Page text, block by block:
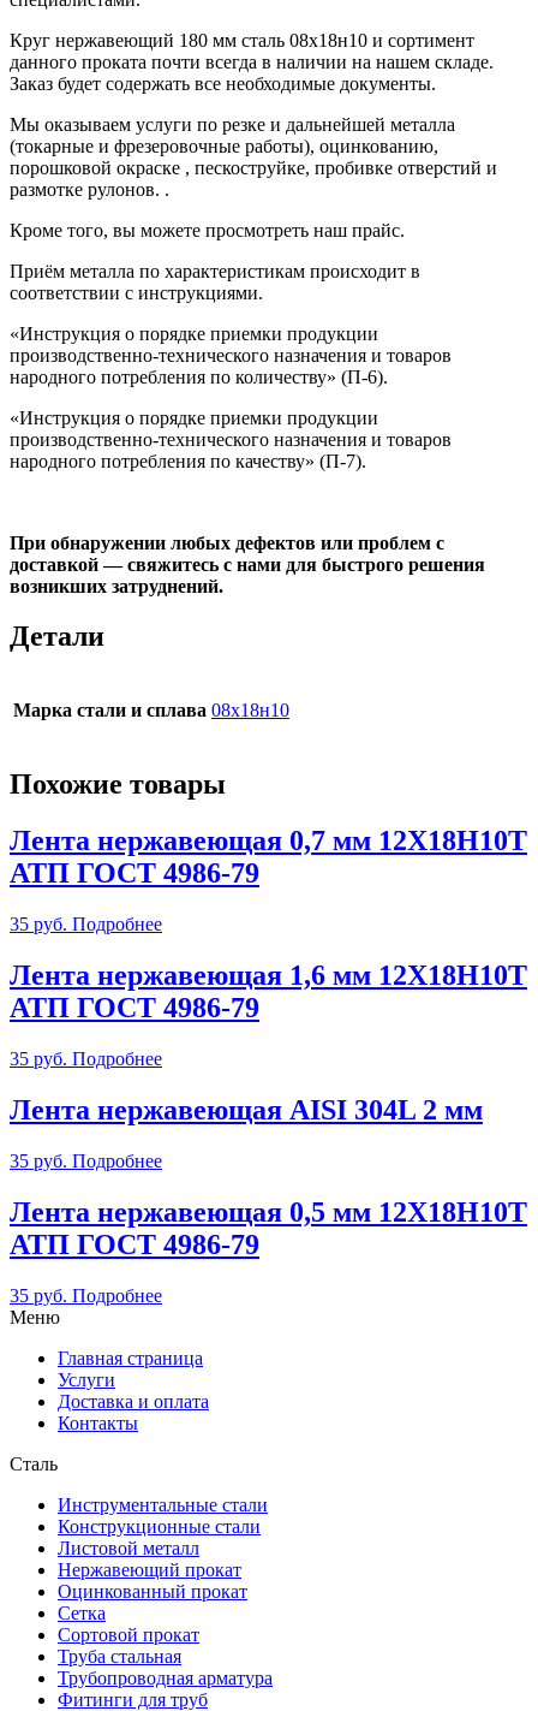
Круг нержавеющий 180 мм сталь 08х18н10 и сортимент
данного проката почти всегда в наличии на нашем складе.
Заказ будет содержать все необходимые документы.
Мы оказываем услуги по резке и дальнейшей металла
(токарные и фрезеровочные работы), оцинкованию,
порошковой окраске , пескоструйке, пробивке отверстий и
размотке рулонов. .
Кроме того, вы можете просмотреть наш прайс.
Приём металла по характеристикам происходит в
соответствии с инструкциями.
«Инструкция о порядке приемки продукции
производственно-технического назначения и товаров
народного потребления по количеству» (П-6).
«Инструкция о порядке приемки продукции
производственно-технического назначения и товаров
народного потребления по качеству» (П-7).
При обнаружении любых дефектов или проблем с
доставкой —свяжитесь с нами для быстрого решения
возникших затруднений.
Детали
Марка стали и сплава 08х18н10
Похожие товары
Лента нержавеющая 0,7 мм 12Х18Н10Т
АТП ГОСТ 4986-79
35 руб. Подробнее
Лента нержавеющая 1,6 мм 12Х18Н10Т
АТП ГОСТ 4986-79
35 руб. Подробнее
Лента нержавеющая AISI 304L 2 мм
35 руб. Подробнее
Лента нержавеющая 0,5 мм 12Х18Н10Т
АТП ГОСТ 4986-79
35 руб. Подробнее
Меню
Главная страница
Услуги
Доставка и оплата
Контакты
Сталь
Инструментальные стали
Конструкционные стали
Листовой металл
Нержавеющий прокат
Оцинкованный прокат
Сетка
Сортовой прокат
Труба стальная
Трубопроводная арматура
Фитинги для труб